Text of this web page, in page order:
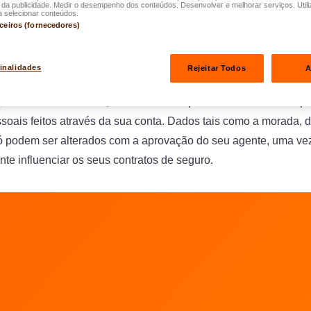
dados apresentados são actualizados em tempo real, com
verificação interna antes de serem implementados
agente, se tiver um, será informado de todas as alterações
uma boa rastreio, será informado por e-mail de todos os
feitos através da sua conta. Dados tais como a morada,
ser alterados com a aprovação do seu agente, uma
influenciar os seus contratos de seguro.
publicidade. Medir o desempenho dos conteúdos. Desenvolver e melhorar serviços.
selecionar conteúdos.
(fornecedores)
Rejeitar Todos